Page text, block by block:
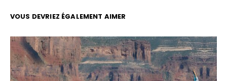
VOUS DEVRIEZ ÉGALEMENT AIMER